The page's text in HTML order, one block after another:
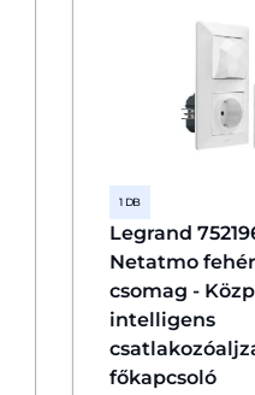
1 DB
Legrand
Netatmo
csomag -
intelligens
főkapcsoló